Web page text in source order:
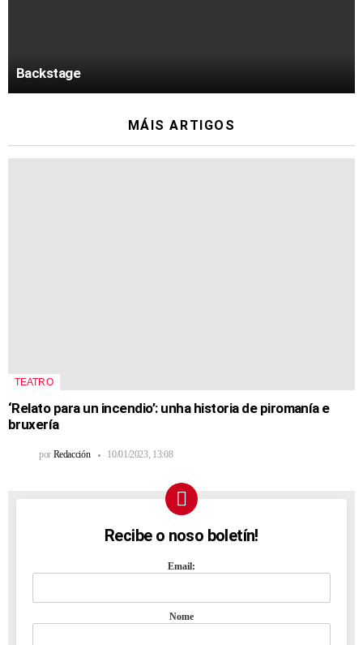
Backstage
MÁIS ARTIGOS
TEATRO
‘Relato para un incendio’: unha historia de piromanía e
bruxería
por Redacción 10/01/2023, 13:08
NEWSLETTERRecibe o noso boletín!
Email:
Nome